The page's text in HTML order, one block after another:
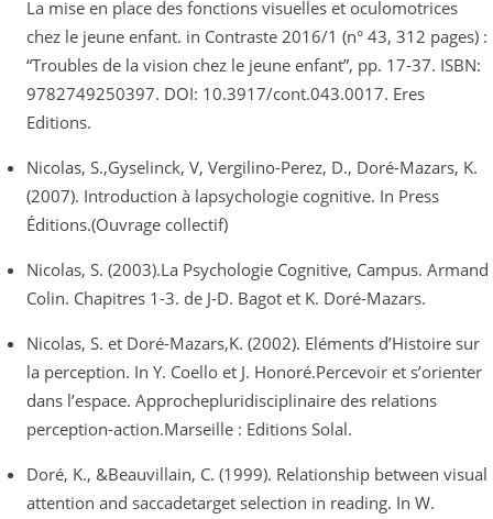
La mise en place des fonctions visuelles et oculomotrices
chez le jeune enfant. in Contraste 2016/1 (n° 43, 312 pages) :
“Troubles de la vision chez le jeune enfant”, pp. 17-37. ISBN:
9782749250397. DOI: 10.3917/cont.043.0017. Eres
Editions.
Nicolas, S.,Gyselinck, V, Vergilino-Perez, D., Doré-Mazars, K.
(2007). Introduction à lapsychologie cognitive. In Press
Éditions.(Ouvrage collectif)
Nicolas, S. (2003).La Psychologie Cognitive, Campus. Armand
Colin. Chapitres 1-3. de J-D. Bagot et K. Doré-Mazars.
Nicolas, S. et Doré-Mazars,K. (2002). Eléments d’Histoire sur
la perception. In Y. Coello et J. Honoré.Percevoir et s’orienter
dans l’espace. Approchepluridisciplinaire des relations
perception-action.Marseille : Editions Solal.
Doré, K., &Beauvillain, C. (1999). Relationship between visual
attention and saccadetarget selection in reading. In W.